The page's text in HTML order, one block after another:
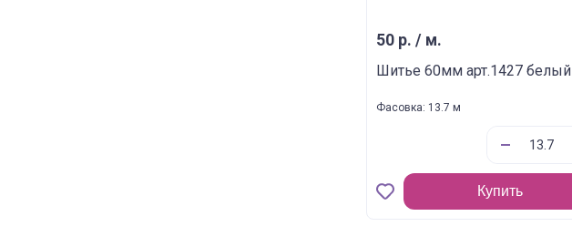
50 р. / м.
Шитье 60мм арт.1427 белый
Фасовка: 13.7 м
Купить